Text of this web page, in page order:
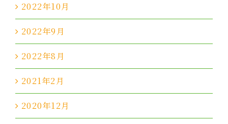
2022年10月
2022年9月
2022年8月
2021年2月
2020年12月